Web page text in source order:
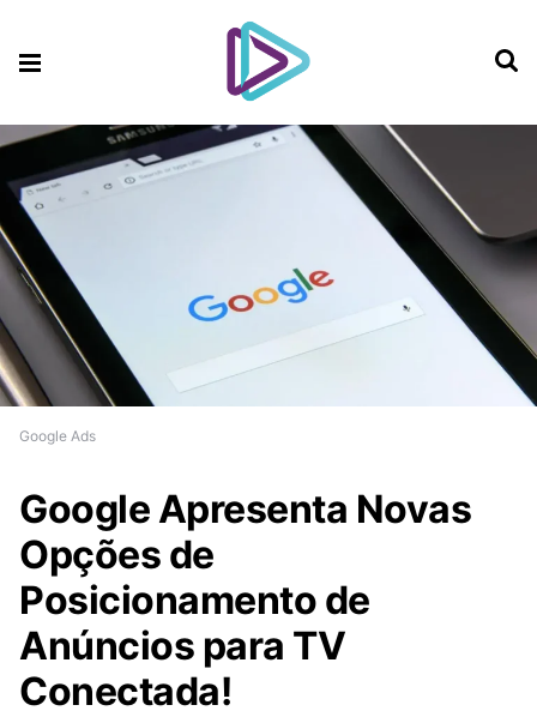
Google Apresenta Novas
Opções de
Posicionamento de
Anúncios para TV
Conectada!
Google Ads